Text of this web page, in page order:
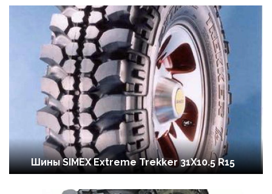
Шины SIMEX Extreme Trekker 31X10.5 R15